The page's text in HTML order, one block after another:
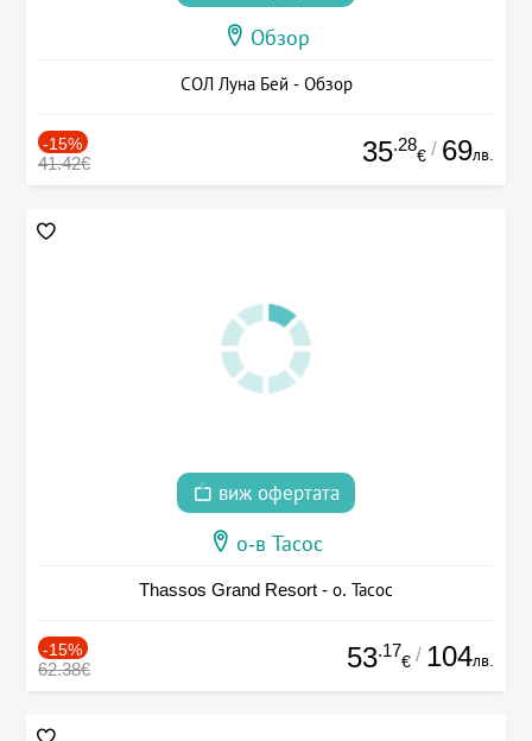
Обзор
СОЛ Луна Бей - Обзор
-15%
41.42€ 35.28
€ / 69лв.
виж офертата
о-в Тасос
Thassos Grand Resort - о. Тасос
-15%
62.38€ 53.17
€ / 104лв.